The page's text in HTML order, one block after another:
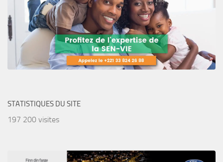
STATISTIQUES DU SITE
197 200 visites